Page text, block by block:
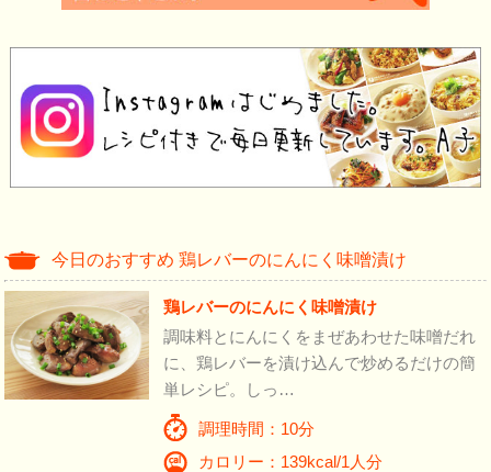
今日のおすすめ 鶏レバーのにんにく味噌漬け
鶏レバーのにんにく味噌漬け
調味料とにんにくをまぜあわせた味噌だれ
に、鶏レバーを漬け込んで炒めるだけの簡
単レシピ。しっ…
調理時間：10分
カロリー：139kcal/1人分